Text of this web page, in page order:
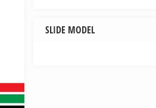
SLIDE MODEL